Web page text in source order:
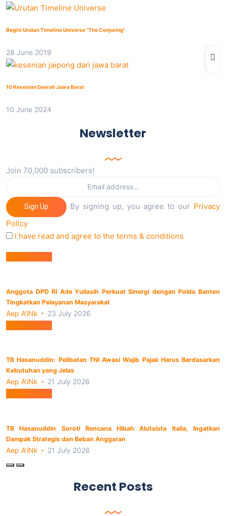
Begini Urutan Timeline Universe “The Conjuring”
28 June 2019
10 Kesenian Daerah Jawa Barat
10 June 2024
Newsletter
Join 70,000 subscribers!
Sign Up By signing up, you agree to our Privacy
Policy
I have read and agree to the terms & conditions
Berita Utama
Anggota DPD RI Ade Yuliasih Perkuat Sinergi dengan Polda Banten
Tingkatkan Pelayanan Masyarakat
Aep A'iNk 23 July 2026
Berita Utama
TB Hasanuddin: Pelibatan TNI Awasi Wajib Pajak Harus Berdasarkan
Kebutuhan yang Jelas
Aep A'iNk 21 July 2026
Berita Utama
TB Hasanuddin Soroti Rencana Hibah Alutsista Italia, Ingatkan
Dampak Strategis dan Beban Anggaran
Aep A'iNk 21 July 2026
Recent Posts